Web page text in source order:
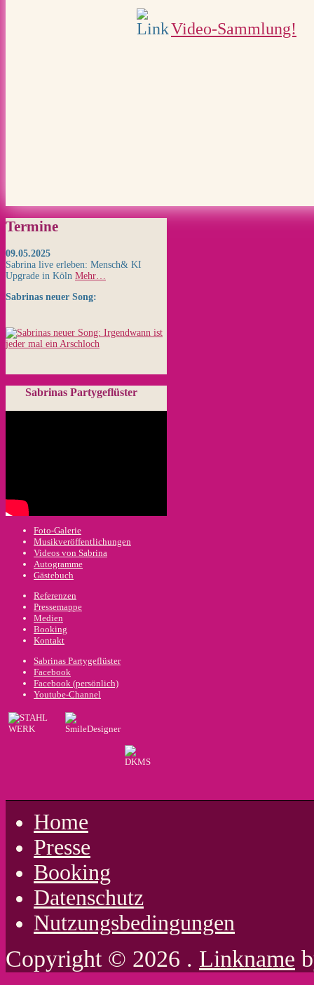
Video-Sammlung!
Termine
09.05.2025
Sabrina live erleben: Mensch& KI
Upgrade in Köln Mehr…
Sabrinas neuer Song:
Sabrinas Partygeflüster
Foto-Galerie
Musikveröffentlichungen
Videos von Sabrina
Autogramme
Gästebuch
Referenzen
Pressemappe
Medien
Booking
Kontakt
Sabrinas Partygeflüster
Facebook
Facebook (persönlich)
Youtube-Channel
Home
Presse
Booking
Datenschutz
Nutzungsbedingungen
Copyright © 2026 . Linkname